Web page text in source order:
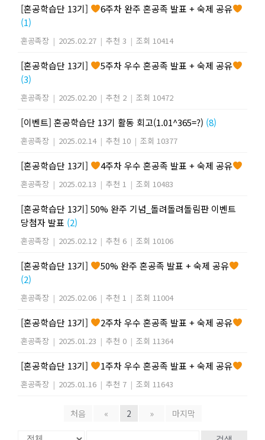
[혼공학습단 13기]
6주차 완주 혼공족 발표 + 숙제 공유
(1)
혼공족장 | 2025.02.27 | 추천 3 | 조회 10414
[혼공학습단 13기]
5주차 우수 혼공족 발표 + 숙제 공유
(3)
혼공족장 | 2025.02.20 | 추천 2 | 조회 10472
[이벤트] 혼공학습단 13기 활동 회고(1.01^365=?) (8)
혼공족장 | 2025.02.14 | 추천 10 | 조회 10377
[혼공학습단 13기] 4주차 우수 혼공족 발표 + 숙제 공유
혼공족장 | 2025.02.13 | 추천 1 | 조회 10483
[혼공학습단 13기] 50% 완주 기념_돌려돌려돌림판 이벤트
당첨자 발표 (2)
혼공족장 | 2025.02.12 | 추천 6 | 조회 10106
[혼공학습단 13기]
50% 완주 혼공족 발표 + 숙제 공유
(2)
혼공족장 | 2025.02.06 | 추천 1 | 조회 11004
[혼공학습단 13기] 2주차 우수 혼공족 발표 + 숙제 공유
혼공족장 | 2025.01.23 | 추천 0 | 조회 11364
[혼공학습단 13기] 1주차 우수 혼공족 발표 + 숙제 공유
혼공족장 | 2025.01.16 | 추천 7 | 조회 11643
처음 « 2 » 마지막